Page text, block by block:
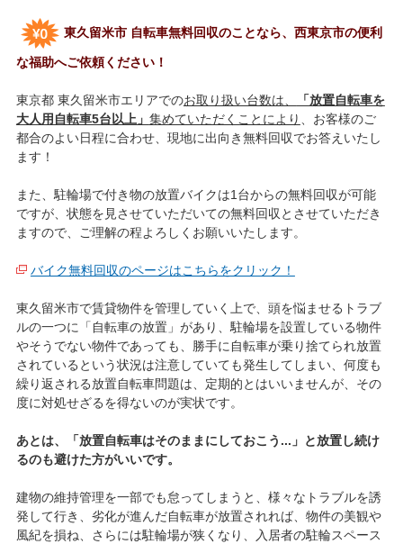
東久留米市 自転車無料回収のことなら、西東京市の便利
な福助へご依頼ください！
東京都 東久留米市エリアでのお取り扱い台数は、
「放置自転車を
大人用自転車5台以上」 集めていただくことにより 、お客様のご
都合のよい日程に合わせ、現地に出向き無料回収でお答えいたし
ます！
また、駐輪場で付き物の放置バイクは1台からの無料回収が可能
ですが、状態を見させていただいての無料回収とさせていただき
ますので、ご理解の程よろしくお願いいたします。
バイク無料回収のページはこちらをクリック！
東久留米市で賃貸物件を管理していく上で、頭を悩ませるトラブ
ルの一つに「自転車の放置」があり、駐輪場を設置している物件
やそうでない物件であっても、勝手に自転車が乗り捨てられ放置
されているという状況は注意していても発生してしまい、何度も
繰り返される放置自転車問題は、定期的とはいいませんが、その
度に対処せざるを得ないのが実状です。
あとは、「放置自転車はそのままにしておこう...」と放置し続け
るのも避けた方がいいです。
建物の維持管理を一部でも怠ってしまうと、様々なトラブルを誘
発して行き、劣化が進んだ自転車が放置されれば、物件の美観や
風紀を損ね、さらには駐輪場が狭くなり、入居者の駐輪スペース